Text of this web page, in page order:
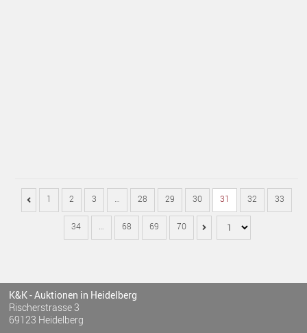
1 2 3 … 28 29 30 31 32 33
34 … 68 69 70
K&K - Auktionen in Heidelberg
Rischerstrasse 3
69123 Heidelberg